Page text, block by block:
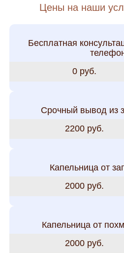
Цены на наши
Бесплатная
0 руб.
Срочный вывод из
2200 руб.
Капельница от
2000 руб.
Капельница от
2000 руб.